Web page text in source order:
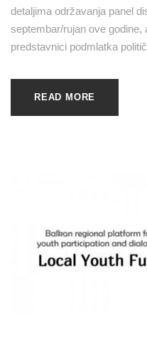
detaljima održavanja panel
septembar/rujan ove godine,
predstavnici podmlatka
READ MORE